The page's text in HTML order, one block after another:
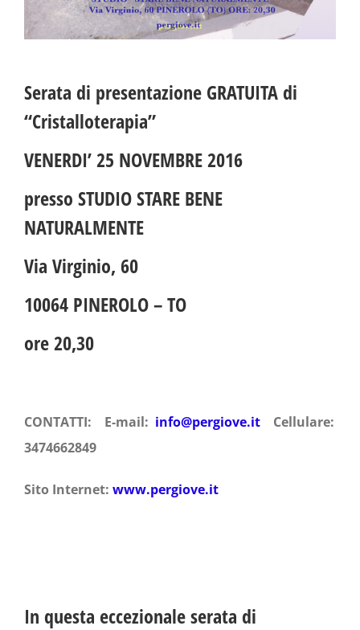
Serata di presentazione GRATUITA di
“Cristalloterapia”
VENERDI’ 25 NOVEMBRE 2016
presso STUDIO STARE BENE
NATURALMENTE
Via Virginio, 60
10064 PINEROLO – TO
ore 20,30
CONTATTI: E-mail: info@pergiove.it
Cellulare:
3474662849
Sito Internet: www.pergiove.it
In questa eccezionale serata di